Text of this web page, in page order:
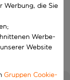
Werbung, die Sie
Werbe-
Website
Gruppen Cookie-